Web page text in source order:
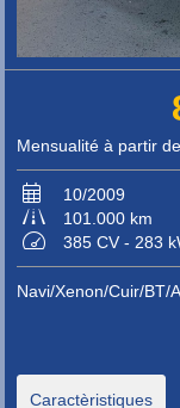
Mensualité à partir
10/2009
101.000 km
385 CV - 283
Navi/Xenon/Cuir/BT/
Caractèristiques